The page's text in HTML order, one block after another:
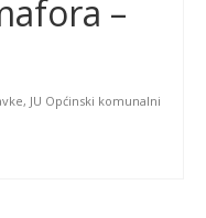
–
, JU Općinski komunalni